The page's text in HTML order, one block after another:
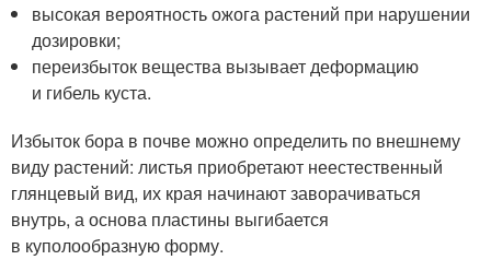
высокая вероятность ожога растений при нарушении
дозировки;
переизбыток вещества вызывает деформацию
и гибель куста.
Избыток бора в почве можно определить по внешнему
виду растений: листья приобретают неестественный
глянцевый вид, их края начинают заворачиваться
внутрь, а основа пластины выгибается
в куполообразную форму.